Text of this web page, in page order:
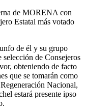
de MORENA con
Estatal más votado
de él y su grupo
de Consejeros
obteniendo de facto
que se tomarán como
Nacional,
estará presente ipso